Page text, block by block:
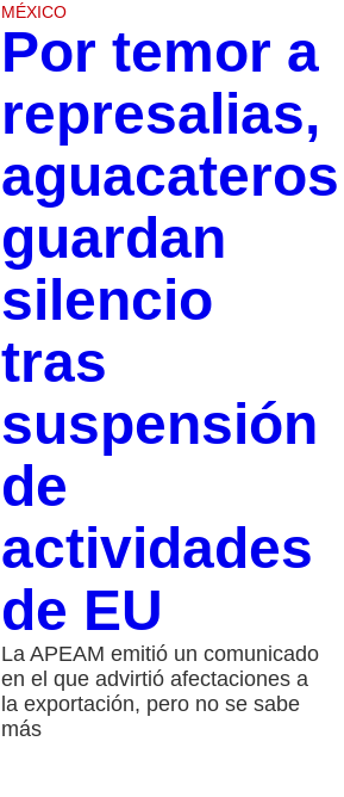
MÉXICO
Por temor a
represalias,
aguacateros
guardan
silencio
tras
suspensión
de
actividades
de EU
La APEAM emitió un comunicado
en el que advirtió afectaciones a
la exportación, pero no se sabe
más